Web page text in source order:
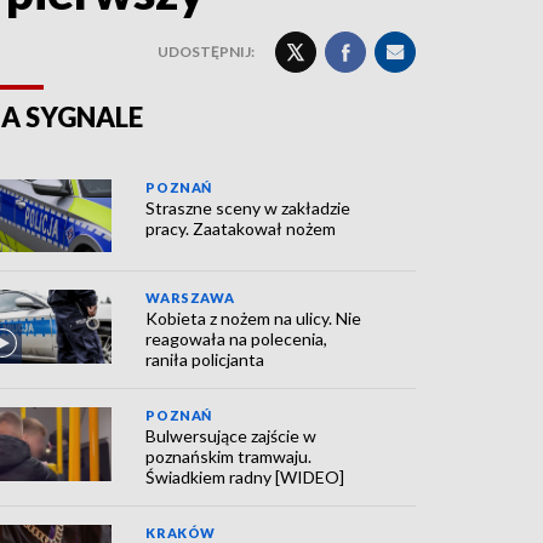
UDOSTĘPNIJ:
SYGNALE
POZNAŃ
Straszne sceny w zakładzie
pracy. Zaatakował nożem
WARSZAWA
Kobieta z nożem na ulicy. Nie
reagowała na polecenia,
raniła policjanta
POZNAŃ
Bulwersujące zajście w
poznańskim tramwaju.
Świadkiem radny [WIDEO]
KRAKÓW